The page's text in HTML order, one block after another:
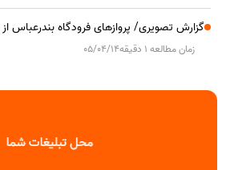
گزارش تصویری/ پروازهای فرودگاه بندرعباس
زمان مطالعه 1 دقیقه 05/04/14